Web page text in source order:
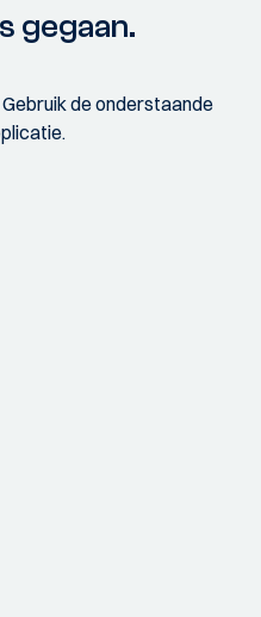
gegaan.
de onderstaande